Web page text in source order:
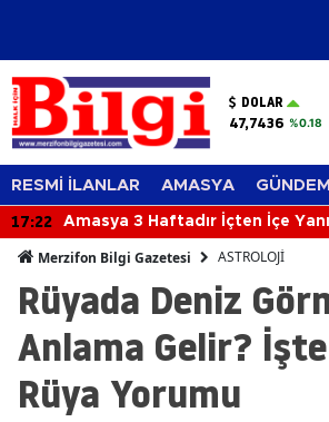
DOLAR
47,7436 %0.18
RESMİ İLANLAR AMASYA GÜNDEM
17:22 Amasya 3 Haftadır İçten İçe
Merzifon Bilgi Gazetesi ASTROLOJİ
Rüyada Deniz
Anlama Gelir?
Rüya Yorumu